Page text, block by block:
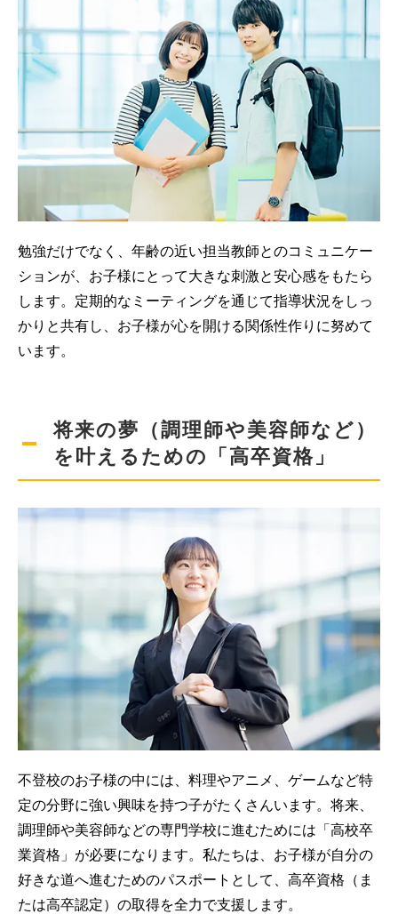
勉強だけでなく、年齢の近い担当教師とのコミュニケー
ションが、お子様にとって大きな刺激と安心感をもたら
します。定期的なミーティングを通じて指導状況をしっ
かりと共有し、お子様が心を開ける関係性作りに努めて
います。
将来の夢（調理師や美容師など）
を叶えるための「高卒資格」
不登校のお子様の中には、料理やアニメ、ゲームなど特
定の分野に強い興味を持つ子がたくさんいます。将来、
調理師や美容師などの専門学校に進むためには「高校卒
業資格」が必要になります。私たちは、お子様が自分の
好きな道へ進むためのパスポートとして、高卒資格（ま
たは高卒認定）の取得を全力で支援します。